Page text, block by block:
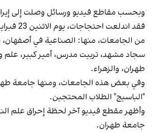
وبحسب مقاطع فيديو ورسائل وصلت إلى
فقد اندلعت
من الجامعات، منها: الصناعية في
سجاد مشهد، تربيت مدرس، أمير كبير، علم
طهران، والزهراء.
وفي بعض هذه الجامعات، ومنها جامعة
"الباسيج" الطلاب المحتجين.
وأظهر مقطع فيديو آخر لحظة إحراق علم
جامعة طهران.